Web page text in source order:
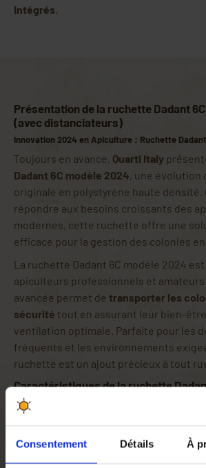
Consentement Détails À
intégrés.
Présentation de la ruchette Dadant
(avec distanciateurs)
Innovation 2024 en Apiculture : Ruchette
Toujours en avance, Quarti Italy
Dadant 6C modèle 2024, une évolution
originale en polystyrène haute densité.
répondre aux besoins croissants des
modernes, cette ruchette offre une
efficace pour la gestion des colonies
La ruchette Dadant 6C modèle 2024
apiculteurs professionnels et
avancée permet de transporter les
sécurité tout en assurant leur bien-
ventilation optimale. Parfaite pour les
fréquents et les environnements
ruchette est un ajout précieux à tout
Caractéristiques de la ruchette
(avec distanciateurs)
Conception robuste et durable
polystyrène haute densité
Dadant 6C est robuste et durable. Ses